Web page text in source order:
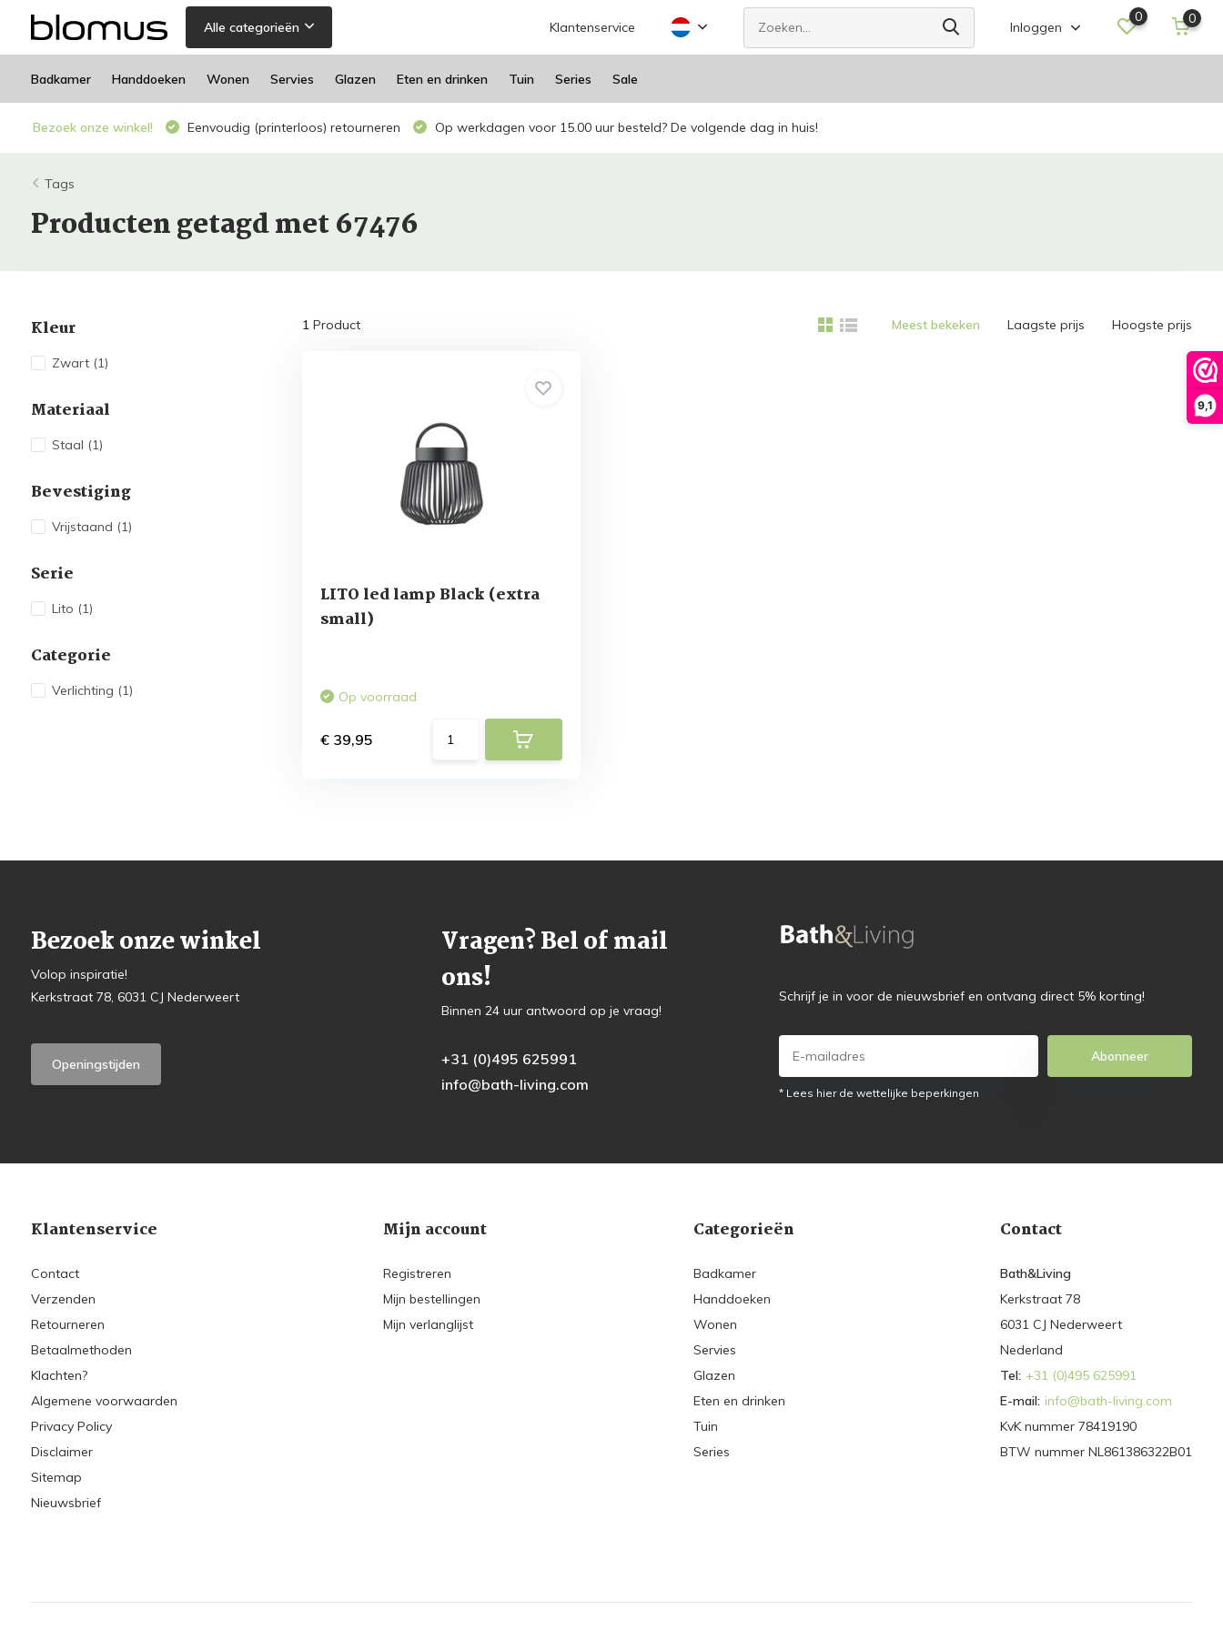
9,1
Alle categorieën Klantenservice Inloggen
0 0
Badkamer Handdoeken Wonen Servies Glazen Eten en drinken Tuin Series Sale
Bezoek onze winkel! Eenvoudig (printerloos) retourneren Op werkdagen voor 15.00 uur besteld? De volgende dag in huis!
Tags
Producten getagd met 67476
Kleur
Zwart (1)
Materiaal
Staal (1)
Bevestiging
Vrijstaand (1)
Serie
Lito (1)
Categorie
Verlichting (1)
1Product Meest bekeken Laagste prijs Hoogste prijs
LITO led lamp Black (extra
small)
Op voorraad
€ 39,95
Bezoek onze winkel
Volop inspiratie!
Kerkstraat 78, 6031 CJ Nederweert
Openingstijden
Vragen? Bel of mail
ons!
Binnen 24 uur antwoord op je vraag!
+31 (0)495 625991
info@bath-living.com
Schrijf je in voor de nieuwsbrief en ontvang direct 5% korting!
Abonneer
* Lees hier de wettelijke beperkingen
Klantenservice
Contact
Verzenden
Retourneren
Betaalmethoden
Klachten?
Algemene voorwaarden
Privacy Policy
Disclaimer
Sitemap
Nieuwsbrief
Mijn account
Registreren
Mijn bestellingen
Mijn verlanglijst
Categorieën
Badkamer
Handdoeken
Wonen
Servies
Glazen
Eten en drinken
Tuin
Series
Contact
Bath&Living
Kerkstraat 78
6031 CJ Nederweert
Nederland
Tel: +31 (0)495 625991
E-mail: info@bath-living.com
KvK nummer 78419190
BTW nummer NL861386322B01